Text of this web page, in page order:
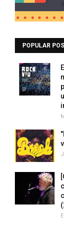
POPULAR